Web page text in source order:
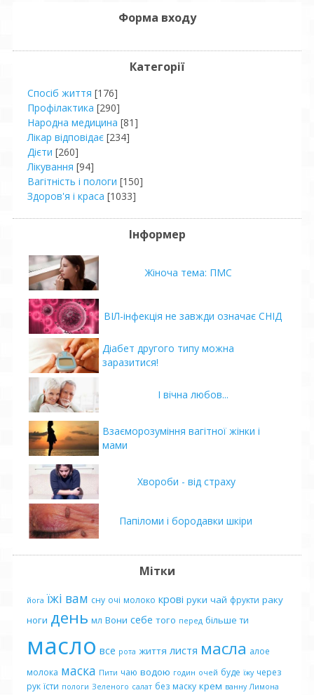
Форма входу
Категорії
Спосіб життя [176]
Профілактика [290]
Народна медицина [81]
Лікар відповідає [234]
Дієти [260]
Лікування [94]
Вагітність і пологи [150]
Здоров'я і краса [1033]
Інформер
Жіноча тема: ПМС
ВІЛ-інфекція не завжди означає СНІД
Діабет другого типу можна
заразитися!
І вічна любов...
Взаєморозуміння вагітної жінки і
мами
Хвороби - від страху
Папіломи і бородавки шкіри
Мітки
йога їжі вам сну очі молоко крові руки чай фрукти раку
ноги день мл Вони себе того перед більше ти
масло все рота життя листя масла алое
молока маска Пити чаю водою годин очей буде їжу через
рук їсти пологи Зеленого салат без маску крем ванну Лимона